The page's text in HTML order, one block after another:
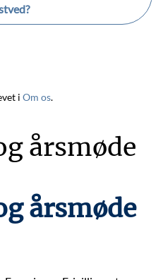
i Om os.
årsmøde
årsmøde